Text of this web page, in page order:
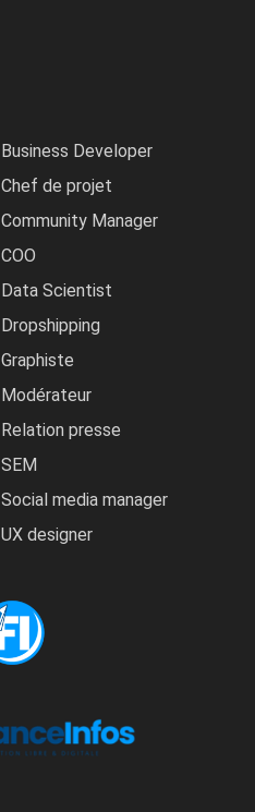
Business Developer
Chef de projet
Community Manager
COO
Data Scientist
Dropshipping
Graphiste
Modérateur
Relation presse
SEM
Social media manager
UX designer